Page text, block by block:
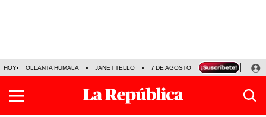
HOY OLLANTA HUMALA JANET TELLO 7 DE AGOSTO TINKA RESULTADOS